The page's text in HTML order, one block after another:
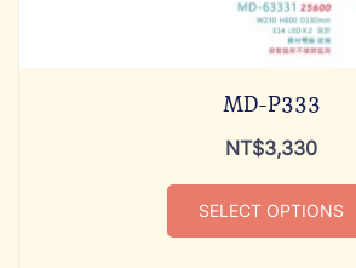
MD-P333
NT$3,330
SELECT OPTIONS